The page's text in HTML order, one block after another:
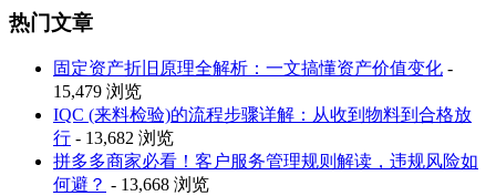
热门文章
固定资产折旧原理全解析：一文搞懂资产价值变化 -
15,479 浏览
IQC (来料检验)的流程步骤详解：从收到物料到合格放
行 - 13,682 浏览
拼多多商家必看！客户服务管理规则解读，违规风险如
何避？ - 13,668 浏览